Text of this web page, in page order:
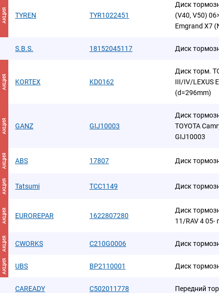
АКЦИЯ TYREN TYR1022451
Диск
(V40, V50)
Emgrand X7
S.B.S. 18152045117 Диск
АКЦИЯ KORTEX KD0162
Диск торм.
III/IV/LEXUS
(d=296mm)
АКЦИЯ GANZ GIJ10003
Диск
TOYOTA
GIJ10003
АКЦИЯ ABS 17807 Диск
АКЦИЯ Tatsumi TCC1149 Диск
АКЦИЯ EUROREPAR 1622807280
Диск
11/RAV 4 05-
АКЦИЯ CWORKS C210G0006 Диск
АКЦИЯ UBS BP2110001 Диск
CAREADY C502011778 Передний